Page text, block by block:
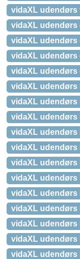
vidaXL udendørs
vidaXL udendørs
vidaXL udendørs
vidaXL udendørs
vidaXL udendørs
vidaXL udendørs
vidaXL udendørs
vidaXL udendørs
vidaXL udendørs
vidaXL udendørs
vidaXL udendørs
vidaXL udendørs
vidaXL udendørs
vidaXL udendørs
vidaXL udendørs
vidaXL udendørs
vidaXL udendørs